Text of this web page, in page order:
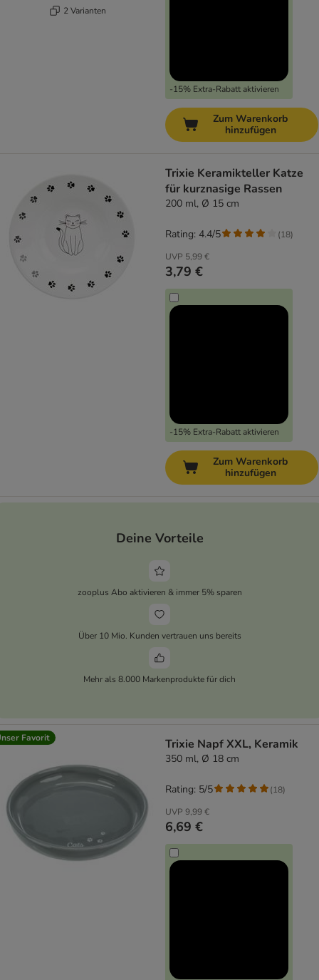
2 Varianten
-15% Extra-Rabatt aktivieren
Zum Warenkorb
hinzufügen
Trixie Keramikteller Katze
für kurznasige Rassen
200 ml, Ø 15 cm
UVP 5,99 €
3,79 €
-15% Extra-Rabatt aktivieren
Rating: 4.4/5 (18)
Zum Warenkorb
hinzufügen
Deine Vorteile
zooplus Abo aktivieren & immer 5% sparen
Über 10 Mio. Kunden vertrauen uns bereits
Mehr als 8.000 Markenprodukte für dich
Favorit Trixie Napf XXL, Keramik
350 ml, Ø 18 cm
UVP 9,99 €
6,69 €
Rating: 5/5 (18)